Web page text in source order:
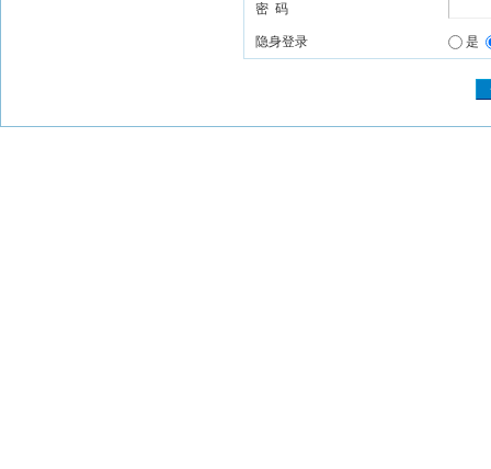
密 码
隐身登录 是